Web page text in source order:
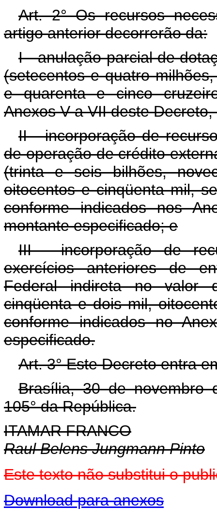
Art. 2° Os recursos
artigo anterior decorrerão da:
I - anulação parcial de
(setecentos e quatro
e quarenta e cinco
Anexos V a VII deste
II - incorporação de
de operação de crédito
(trinta e seis bilhões,
oitocentos e cinqüenta mil,
conforme indicados nos
montante especificado; e
III - incorporação de
exercícios anteriores de
Federal indireta no valor
cinqüenta e dois mil,
conforme indicados no
especificado.
Art. 3° Este Decreto entra
Brasília, 30 de novembro
105° da República.
ITAMAR FRANCO
Raul Belens Jungmann Pinto
Este texto não substitui o
Download para anexos